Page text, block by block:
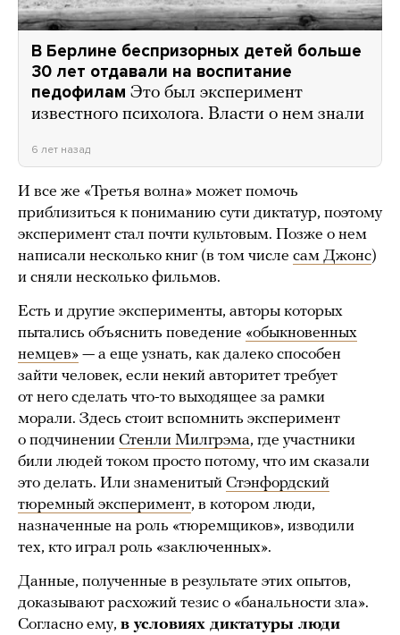
В Берлине беспризорных детей больше
30 лет отдавали на воспитание
педофилам Это был эксперимент
известного психолога. Власти о нем знали
6 лет назад
И все же «Третья волна» может помочь
приблизиться к пониманию сути диктатур, поэтому
эксперимент стал почти культовым. Позже о нем
написали несколько книг (в том числе сам Джонс)
и сняли несколько фильмов.
Есть и другие эксперименты, авторы которых
пытались объяснить поведение «обыкновенных
немцев» — а еще узнать, как далеко способен
зайти человек, если некий авторитет требует
от него сделать что-то выходящее за рамки
морали. Здесь стоит вспомнить эксперимент
о подчинении Стенли Милгрэма, где участники
били людей током просто потому, что им сказали
это делать. Или знаменитый Стэнфордский
тюремный эксперимент, в котором люди,
назначенные на роль «тюремщиков», изводили
тех, кто играл роль «заключенных».
Данные, полученные в результате этих опытов,
доказывают расхожий тезис о «банальности зла».
Согласно ему, в условиях диктатуры люди